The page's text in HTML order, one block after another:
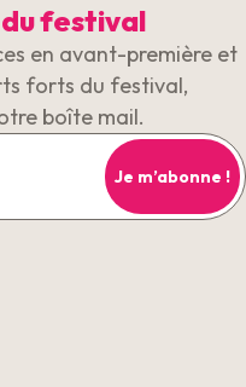
festival
en avant-première et
forts du festival,
boîte mail.